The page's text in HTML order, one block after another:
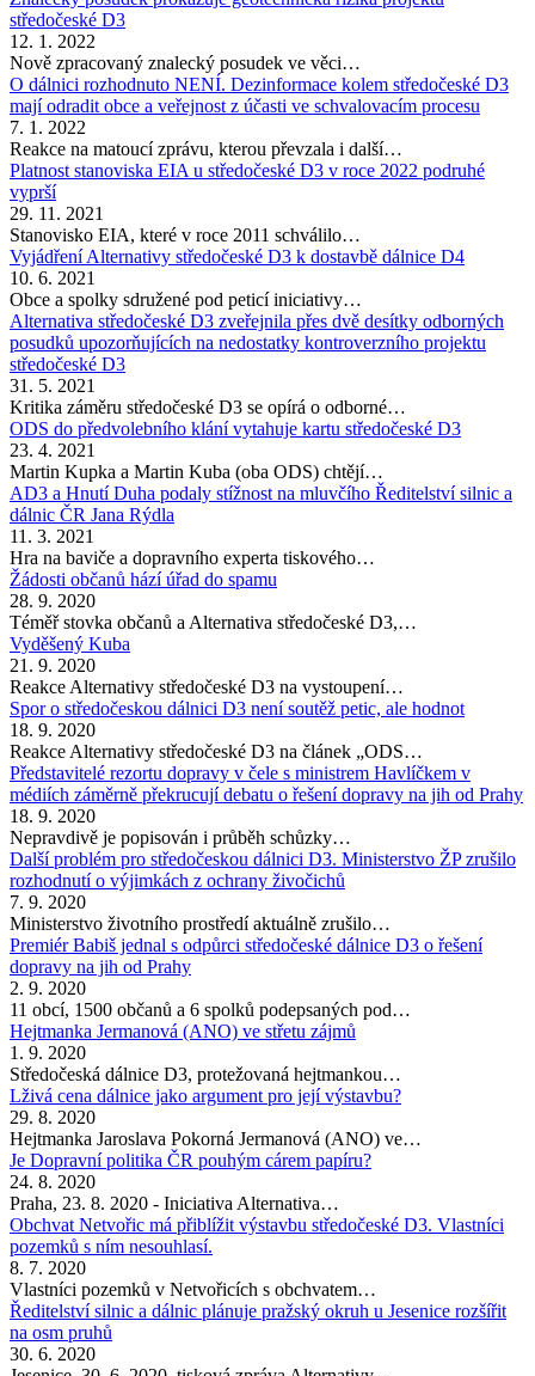
středočeské D3
12. 1. 2022
Nově zpracovaný znalecký posudek ve věci…
O dálnici rozhodnuto NENÍ. Dezinformace kolem středočeské D3
mají odradit obce a veřejnost z účasti ve schvalovacím procesu
7. 1. 2022
Reakce na matoucí zprávu, kterou převzala i další…
Platnost stanoviska EIA u středočeské D3 v roce 2022 podruhé
vyprší
29. 11. 2021
Stanovisko EIA, které v roce 2011 schválilo…
Vyjádření Alternativy středočeské D3 k dostavbě dálnice D4
10. 6. 2021
Obce a spolky sdružené pod peticí iniciativy…
Alternativa středočeské D3 zveřejnila přes dvě desítky odborných
posudků upozorňujících na nedostatky kontroverzního projektu
středočeské D3
31. 5. 2021
Kritika záměru středočeské D3 se opírá o odborné…
ODS do předvolebního klání vytahuje kartu středočeské D3
23. 4. 2021
Martin Kupka a Martin Kuba (oba ODS) chtějí…
AD3 a Hnutí Duha podaly stížnost na mluvčího Ředitelství silnic a
dálnic ČR Jana Rýdla
11. 3. 2021
Hra na baviče a dopravního experta tiskového…
Žádosti občanů hází úřad do spamu
28. 9. 2020
Téměř stovka občanů a Alternativa středočeské D3,…
Vyděšený Kuba
21. 9. 2020
Reakce Alternativy středočeské D3 na vystoupení…
Spor o středočeskou dálnici D3 není soutěž petic, ale hodnot
18. 9. 2020
Reakce Alternativy středočeské D3 na článek „ODS…
Představitelé rezortu dopravy v čele s ministrem Havlíčkem v
médiích záměrně překrucují debatu o řešení dopravy na jih od Prahy
18. 9. 2020
Nepravdivě je popisován i průběh schůzky…
Další problém pro středočeskou dálnici D3. Ministerstvo ŽP zrušilo
rozhodnutí o výjimkách z ochrany živočichů
7. 9. 2020
Ministerstvo životního prostředí aktuálně zrušilo…
Premiér Babiš jednal s odpůrci středočeské dálnice D3 o řešení
dopravy na jih od Prahy
2. 9. 2020
11 obcí, 1500 občanů a 6 spolků podepsaných pod…
Hejtmanka Jermanová (ANO) ve střetu zájmů
1. 9. 2020
Středočeská dálnice D3, protežovaná hejtmankou…
Lživá cena dálnice jako argument pro její výstavbu?
29. 8. 2020
Hejtmanka Jaroslava Pokorná Jermanová (ANO) ve…
Je Dopravní politika ČR pouhým cárem papíru?
24. 8. 2020
Praha, 23. 8. 2020 - Iniciativa Alternativa…
Obchvat Netvořic má přiblížit výstavbu středočeské D3. Vlastníci
pozemků s ním nesouhlasí.
8. 7. 2020
Vlastníci pozemků v Netvořicích s obchvatem…
Ředitelství silnic a dálnic plánuje pražský okruh u Jesenice rozšířit
na osm pruhů
30. 6. 2020